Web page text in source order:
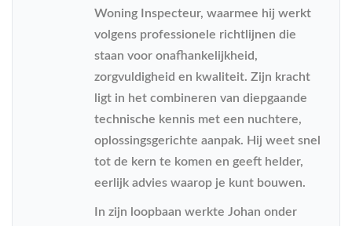
Woning Inspecteur, waarmee hij werkt
volgens professionele richtlijnen die
staan voor onafhankelijkheid,
zorgvuldigheid en kwaliteit. Zijn kracht
ligt in het combineren van diepgaande
technische kennis met een nuchtere,
oplossingsgerichte aanpak. Hij weet snel
tot de kern te komen en geeft helder,
eerlijk advies waarop je kunt bouwen.
In zijn loopbaan werkte Johan onder